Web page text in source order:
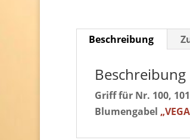
Beschreibung
Beschreibung
Griff für Nr. 100,
Blumengabel